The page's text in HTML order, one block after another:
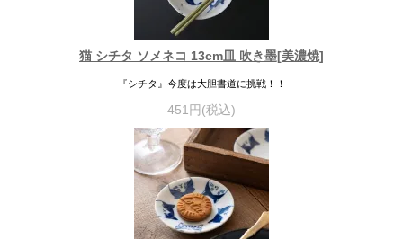
猫 シチタ ソメネコ 13cm皿 吹き墨[美濃焼]
『シチタ』今度は大胆書道に挑戦！！
451円(税込)